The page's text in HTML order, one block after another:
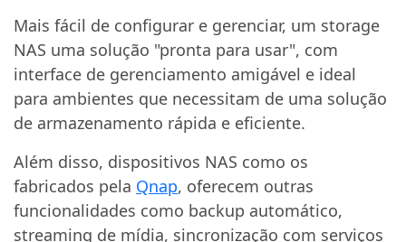
Mais fácil de configurar e gerenciar, um storage
NAS uma solução "pronta para usar", com
interface de gerenciamento amigável e ideal
para ambientes que necessitam de uma solução
de armazenamento rápida e eficiente.
Além disso, dispositivos NAS como os
fabricados pela Qnap, oferecem outras
funcionalidades como backup automático,
streaming de mídia, sincronização com serviços